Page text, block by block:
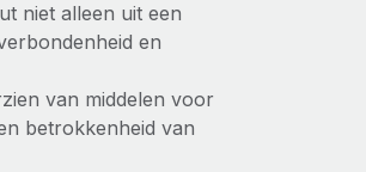
niet alleen uit een
en
van middelen voor
betrokkenheid van